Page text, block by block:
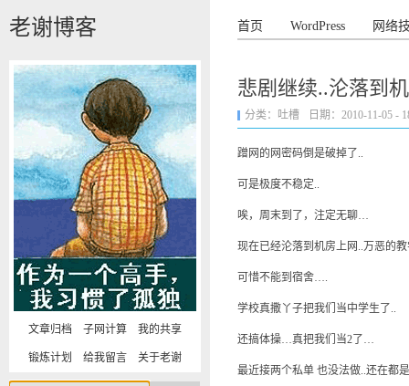
老谢博客 首页 WordPress 网络
悲剧继续..沦落到
分类： 吐槽 日期：2010-11-05 -
蹭网的网密码倒是破掉了..
可是极度不稳定..
唉，周末到了，注定无聊…
现在已经沦落到机房上网..万恶的
可惜不能到宿舍….
学校真撒丫子把我们当中学生了..
还搞体操…真把我们当2了…
最近接两个私单 也没法做..还在都
文章归档 子网计算 我的共享
锻炼计划 给我留言 关于老谢